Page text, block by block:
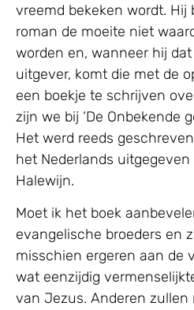
vreemd bekeken wordt.
roman de moeite niet
worden en, wanneer hij
uitgever, komt die met de
een boekje te schrijven
zijn we bij ‘De Onbekende
Het werd reeds
het Nederlands
Halewijn.
Moet ik het boek
evangelische broeders en
misschien ergeren aan de
wat eenzijdig
van Jezus. Anderen